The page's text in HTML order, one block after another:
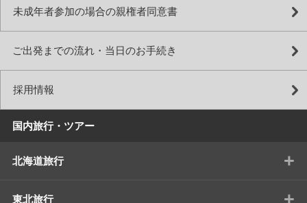
未成年者参加の場合の親権者同意書
ご出発までの流れ・当日のお手続き
採用情報
国内旅行・ツアー
北海道旅行 +
東北旅行